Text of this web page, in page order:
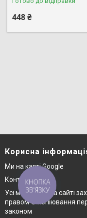
448 ₴
Корисна
Ми на карті Google
Контакти
Усі матеріали на сайті
правом © копіювання
законом
КНОПКА
ЗВ'ЯЗКУ